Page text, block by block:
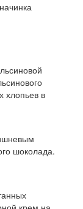
хлопьев в
шоколада.